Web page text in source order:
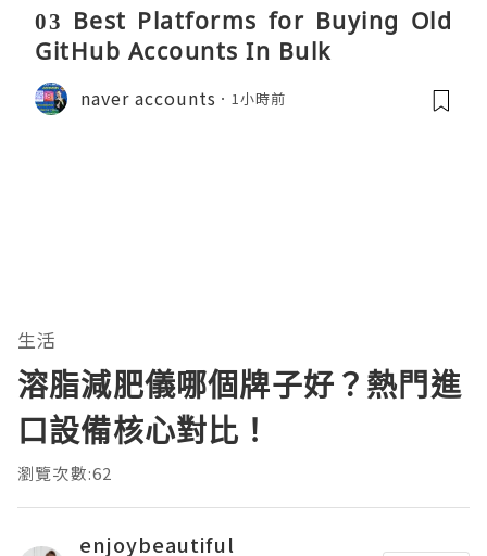
03 Best Platforms for Buying Old
GitHub Accounts In Bulk
naver accounts 1小時前
生活
溶脂減肥儀哪個牌子好？熱門進
口設備核心對比！
瀏覽次數:62
enjoybeautiful